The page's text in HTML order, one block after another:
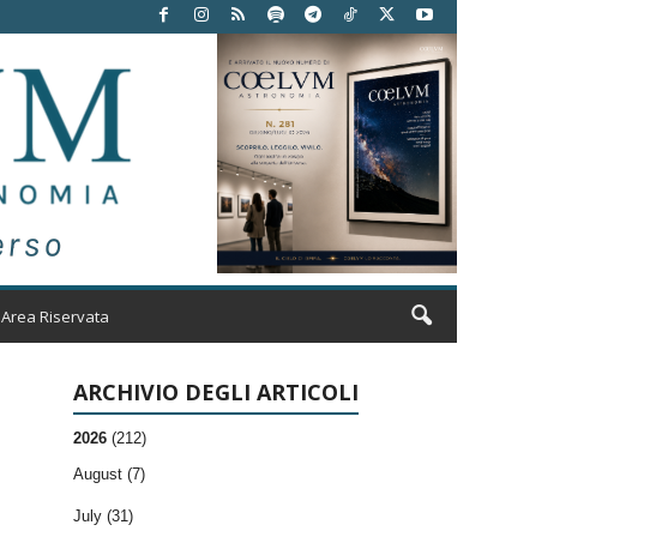
Area Riservata
ARCHIVIO DEGLI ARTICOLI
2026 (212)
August (7)
July (31)